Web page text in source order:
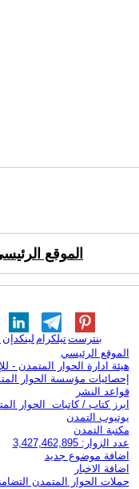
الموقع
لينكدإن تيلكرامبنترست
الموقع الرئيسي
هيئة ادارة الحوار المتمدن -
إحصائيات مؤسسة الحوار
قواعد النشر
ابرز كتاب / كاتبات الحوار
يوتيوب التمدن
مكتبة التمدن
عدد الزوار: 3,427,462,895
اضافة موضوع جديد
اضافة الاخبار
حملات الحوار المتمدن